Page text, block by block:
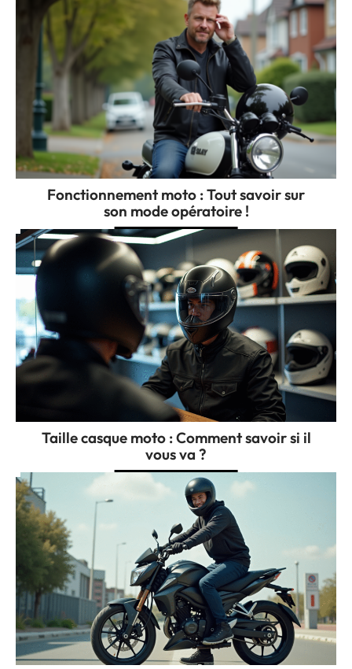
Fonctionnement moto : Tout savoir sur
son mode opératoire !
Taille casque moto : Comment savoir si il
vous va ?